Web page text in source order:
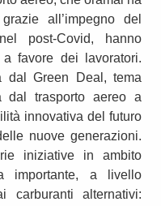
all’impegno del
post-Covid, hanno
favore dei lavoratori.
dal Green Deal, tema
dal trasporto aereo a
innovativa del futuro
nuove generazioni.
iniziative in ambito
importante, a livello
carburanti alternativi: